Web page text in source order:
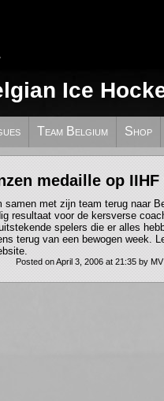
Ice
Team Belgium Shop
medaille op IIHF
met zijn team terug naar
resultaat voor de kersverse
spelers die er alles
terug van een bewogen week.
Posted on April 3, 2006 at 21:35 by MV